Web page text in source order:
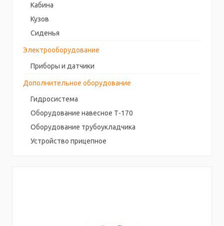
Кабина
Кузов
Сиденья
Электрооборудование
Приборы и датчики
Дополнительное оборудование
Гидросистема
Оборудование навесное Т-170
Оборудование трубоукладчика
Устройство прицепное